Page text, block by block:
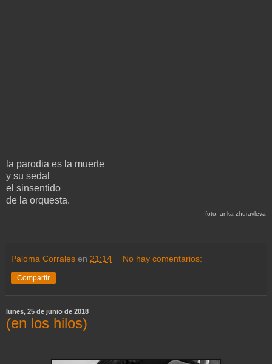
la parodia es la muerte
y su sedal
el sinsentido
de la orquesta.
foto: anka zhuravleva
Paloma Corrales en 21:14 No hay comentarios:
Compartir
lunes, 25 de junio de 2018
(en los hilos)